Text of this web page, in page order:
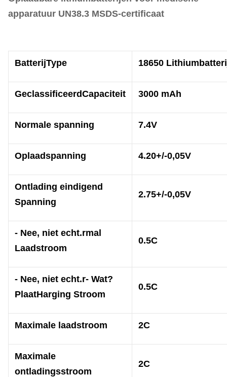
apparatuur UN38.3 MSDS-certificaat
BatterijType 18650
GeclassificeerdCapaciteit 3000 mAh
Normale spanning 7.4V
Oplaadspanning 4.20+/-0,05V
Ontlading eindigend
Spanning
2.75+/-0,05V
- Nee, niet echt.rmal
Laadstroom
0.5C
- Nee, niet echt.r- Wat?
PlaatHarging Stroom
0.5C
Maximale laadstroom 2C
Maximale
ontladingsstroom
2C